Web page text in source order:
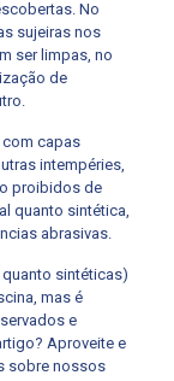
No
sujeiras nos
ser limpas, no
de
capas
intempéries,
proibidos de
quanto sintética,
abrasivas.
sintéticas)
mas é
e
Aproveite e
sobre nossos